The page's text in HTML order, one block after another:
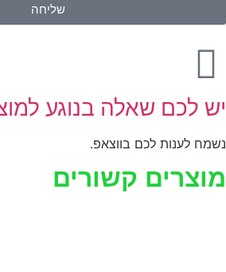
שליחה
יש לכם שאלה בנוגע
נשמח לענות לכם בווצאפ.
מוצרים קשורים